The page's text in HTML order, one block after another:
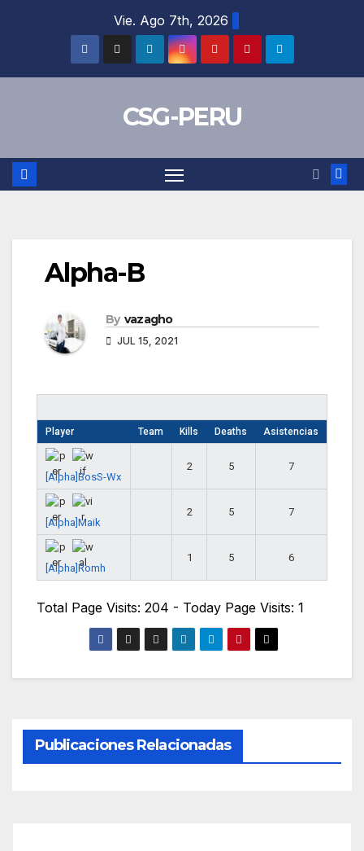
Vie. Ago 7th, 2026
CSG-PERU
Alpha-B
By vazagho
JUL 15, 2021
Player Team Kills Deaths Asistencias
[Alpha]BosS-Wx
2 5 7
[Alpha]Maik
2 5 7
[Alpha]Romh
1 5 6
Total Page Visits: 204 - Today Page Visits: 1
Publicaciones Relacionadas